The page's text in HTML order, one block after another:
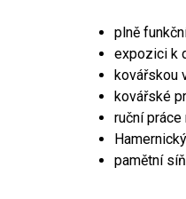
plně
expozici k
kovářskou
kovářské
ruční práce
pamětní